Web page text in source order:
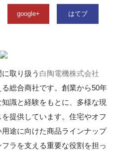
google+ はてブ
取り扱う 白陶電機株式会社
総合商社です。創業から50年
識と経験をもとに、多様な現
提供しています。住宅やオフ
途に向けた商品ラインナップ
ラを支える重要な役割を担っ